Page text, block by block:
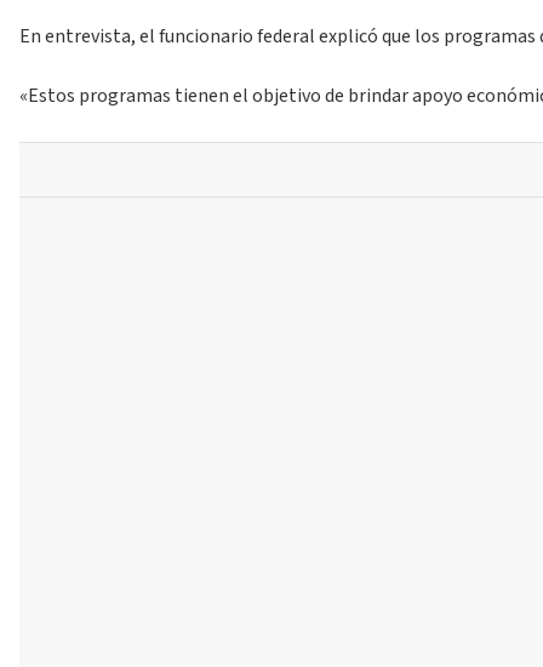
En entrevista, el funcionario federal explicó que los programas
«Estos programas tienen el objetivo de brindar apoyo